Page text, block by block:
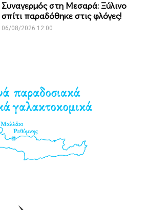
Συναγερμός στη Μεσαρά: Ξύλινο
σπίτι παραδόθηκε στις φλόγες!
06/08/2026 12:00